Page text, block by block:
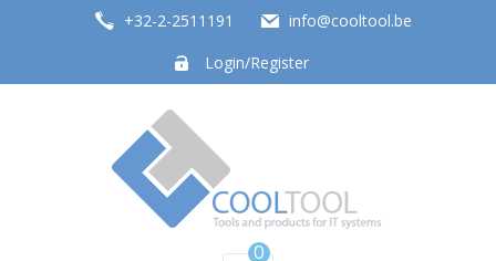
+32-2-2511191
info@cooltool.be
Login/Register
Tools and products for office systems0